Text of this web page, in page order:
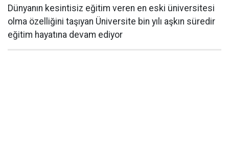
Dünyanın kesintisiz eğitim veren en eski üniversitesi
olma özelliğini taşıyan Üniversite bin yılı aşkın süredir
eğitim hayatına devam ediyor